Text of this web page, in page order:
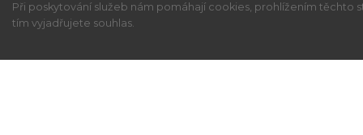
Při poskytování služeb nám pomáhají cookies, prohlížením těchto
tím vyjadřujete souhlas.